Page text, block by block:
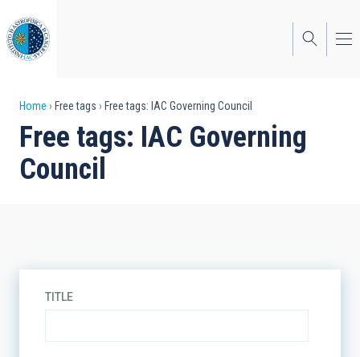
to
main
content
Breadcrumb
Home Free tags Free tags: IAC Governing Council
Free tags: IAC Governing
Council
TITLE